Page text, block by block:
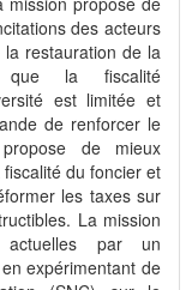
des acteurs
restauration de la
que la fiscalité
est limitée et
de renforcer le
de mieux
du foncier et
les taxes sur
La mission
par un
expérimentant de